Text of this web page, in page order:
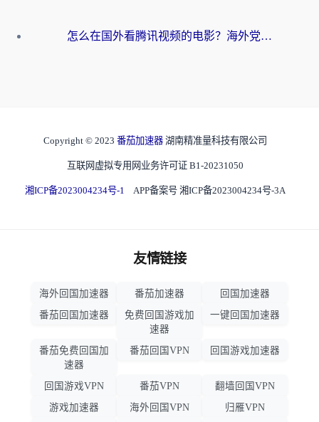
怎么在国外看腾讯视频的电影？海外党亲测有效的回国加速指南
Copyright © 2023 番茄加速器 湖南精准量科技有限公司
互联网虚拟专用网业务许可证 B1-20231050
湘ICP备2023004234号-1 APP备案号 湘ICP备2023004234号-3A
友情链接
海外回国加速器 番茄加速器
回国加速器
番茄回国加速器
免费回国游戏加
速器
一键回国加速器
番茄免费回国加
速器
番茄回国VPN 回国游戏加速器
回国游戏VPN 番茄VPN
翻墙回国VPN
游戏加速器
海外回国VPN 归雁VPN